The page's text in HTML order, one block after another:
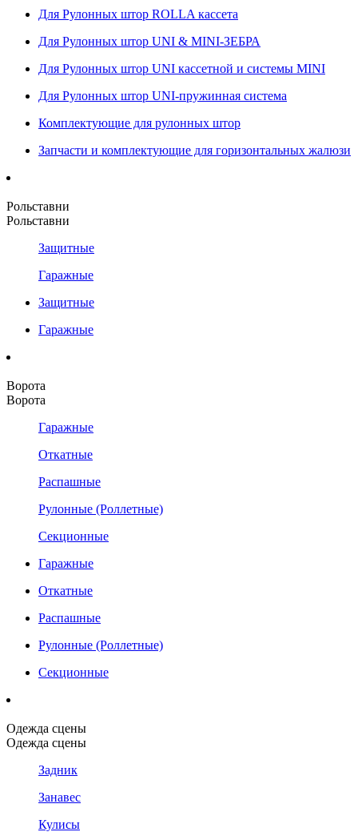
Для Рулонных штор ROLLA кассета
Для Рулонных штор UNI & MINI-ЗЕБРА
Для Рулонных штор UNI кассетной и системы MINI
Для Рулонных штор UNI-пружинная система
Комплектующие для рулонных штор
Запчасти и комплектующие для горизонтальных жалюзи
Рольставни
Рольставни
Защитные
Гаражные
Защитные
Гаражные
Ворота
Ворота
Гаражные
Откатные
Распашные
Рулонные (Роллетные)
Секционные
Гаражные
Откатные
Распашные
Рулонные (Роллетные)
Секционные
Одежда сцены
Одежда сцены
Задник
Занавес
Кулисы